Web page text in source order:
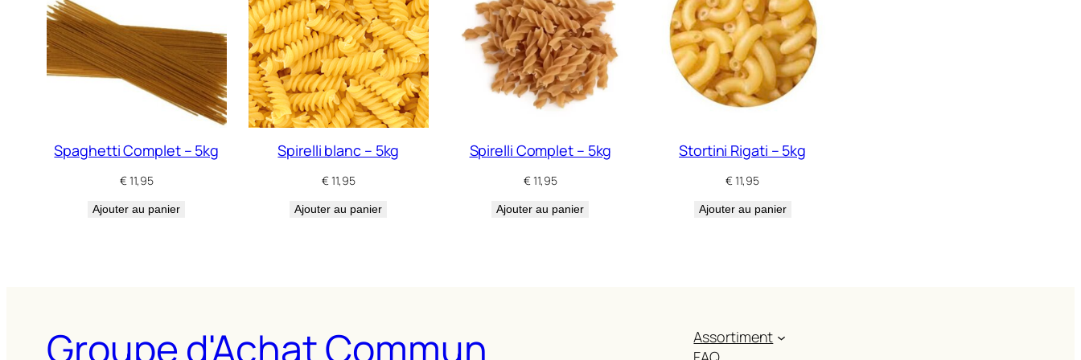
Spaghetti Complet – 5kg
€11,95
Ajouter au panier
Spirelli blanc – 5kg
€11,95
Ajouter au panier
Spirelli Complet – 5kg
€11,95
Ajouter au panier
Stortini Rigati – 5kg
€11,95
Ajouter au panier
Groupe d'Achat Commun
Assortiment